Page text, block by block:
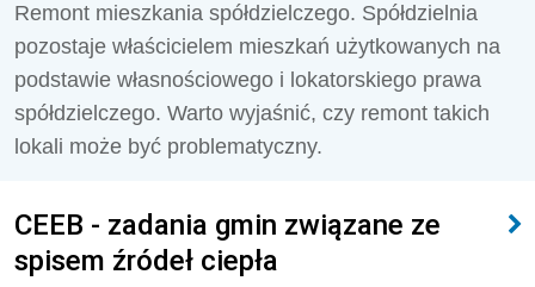
Remont mieszkania spółdzielczego. Spółdzielnia
pozostaje właścicielem mieszkań użytkowanych na
podstawie własnościowego i lokatorskiego prawa
spółdzielczego. Warto wyjaśnić, czy remont takich
lokali może być problematyczny.
CEEB - zadania gmin związane ze
spisem źródeł ciepła